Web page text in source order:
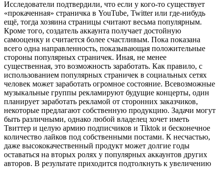
Исследователи подтвердили, что если у кого-то существует
«прокаченная» страничка в YouTube, Twitter или где-нибудь
ещё, тогда хозяина страницы считают весьма популярным.
Кроме того, создатель аккаунта получает достойную
самооценку и считается более счастливым. Пока показана
всего одна направленность, показывающая положительные
стороны популярных страничек. Иная, не менее
существенная, это возможность заработать. Как правило, с
использованием популярных страничек в социальных сетях
человек может заработать огромное состояние. Всевозможные
музыкальные группы рекламируют будущие концерты, один
планирует заработать рекламой от сторонних заказчиков,
некоторые предлагают собственную продукцию. Задачи могут
быть различными, однако любой владелец хочет иметь
Твиттер и целую армию подписчиков и Tiktok и бесконечное
количество лайков под собственными постами. К несчастью,
даже высококачественный продукт может долгие годы
оставаться на вторых ролях у популярных аккаунтов других
авторов. В результате приходится подтолкнуть к увеличению